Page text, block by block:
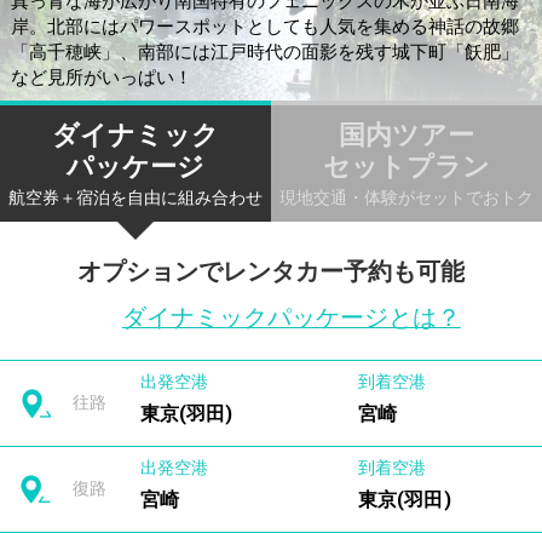
岸。北部にはパワースポットとしても人気を集める神話の故郷
「高千穂峡」、南部には江戸時代の面影を残す城下町「飫肥」
など見所がいっぱい！
ダイナミック
パッケージ
航空券＋宿泊を自由に組み合わせ
国内ツアー
セットプラン
現地交通・体験がセットでおトク
オプションでレンタカー予約も可能
ダイナミックパッケージとは？
往路
出発空港
東京(羽田)
到着空港
宮崎
復路
出発空港
宮崎
到着空港
東京(羽田)